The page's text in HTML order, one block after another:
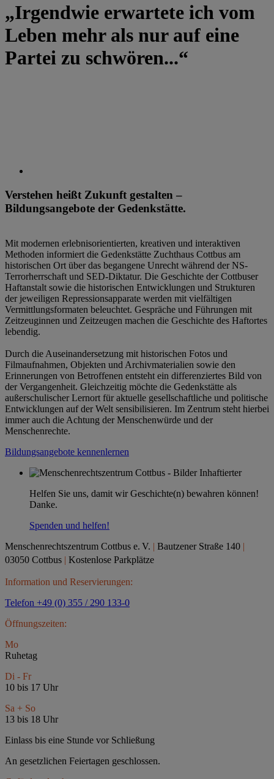
„Irgendwie erwartete ich vom
Leben mehr als nur auf eine
Partei zu schwören...“
Verstehen heißt Zukunft gestalten –
Bildungsangebote der Gedenkstätte.
Mit modernen erlebnisorientierten, kreativen und interaktiven
Methoden informiert die Gedenkstätte Zuchthaus Cottbus am
historischen Ort über das begangene Unrecht während der NS-
Terrorherrschaft und SED-Diktatur. Die Geschichte der Cottbuser
Haftanstalt sowie die historischen Entwicklungen und Strukturen
der jeweiligen Repressionsapparate werden mit vielfältigen
Vermittlungsformaten beleuchtet. Gespräche und Führungen mit
Zeitzeuginnen und Zeitzeugen machen die Geschichte des Haftortes
lebendig.
Durch die Auseinandersetzung mit historischen Fotos und
Filmaufnahmen, Objekten und Archivmaterialien sowie den
Erinnerungen von Betroffenen entsteht ein differenziertes Bild von
der Vergangenheit. Gleichzeitig möchte die Gedenkstätte als
außerschulischer Lernort für aktuelle gesellschaftliche und politische
Entwicklungen auf der Welt sensibilisieren. Im Zentrum steht hierbei
immer auch die Achtung der Menschenwürde und der
Menschenrechte.
Bildungsangebote kennenlernen
Helfen Sie uns, damit wir Geschichte(n) bewahren können!
Danke.
Spenden und helfen!
Menschenrechtszentrum Cottbus e. V. | Bautzener Straße 140 |
03050 Cottbus | Kostenlose Parkplätze
Information und Reservierungen:
Telefon +49 (0) 355 / 290 133-0
Öffnungszeiten:
Mo
Ruhetag
Di - Fr
10 bis 17 Uhr
Sa + So
13 bis 18 Uhr
Einlass bis eine Stunde vor Schließung
An gesetzlichen Feiertagen geschlossen.